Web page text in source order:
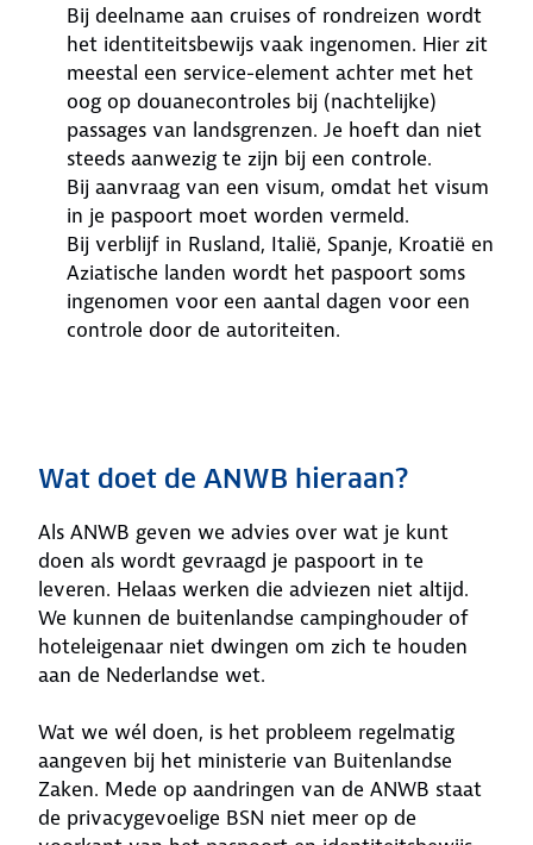
Bij deelname aan cruises of rondreizen wordt
het identiteitsbewijs vaak ingenomen. Hier zit
meestal een service-element achter met het
oog op douanecontroles bij (nachtelijke)
passages van landsgrenzen. Je hoeft dan niet
steeds aanwezig te zijn bij een controle.
Bij aanvraag van een visum, omdat het visum
in je paspoort moet worden vermeld.
Bij verblijf in Rusland, Italië, Spanje, Kroatië en
Aziatische landen wordt het paspoort soms
ingenomen voor een aantal dagen voor een
controle door de autoriteiten.
Wat doet de ANWB hieraan?
Als ANWB geven we advies over wat je kunt
doen als wordt gevraagd je paspoort in te
leveren. Helaas werken die adviezen niet altijd.
We kunnen de buitenlandse campinghouder of
hoteleigenaar niet dwingen om zich te houden
aan de Nederlandse wet.
Wat we wél doen, is het probleem regelmatig
aangeven bij het ministerie van Buitenlandse
Zaken. Mede op aandringen van de ANWB staat
de privacygevoelige BSN niet meer op de